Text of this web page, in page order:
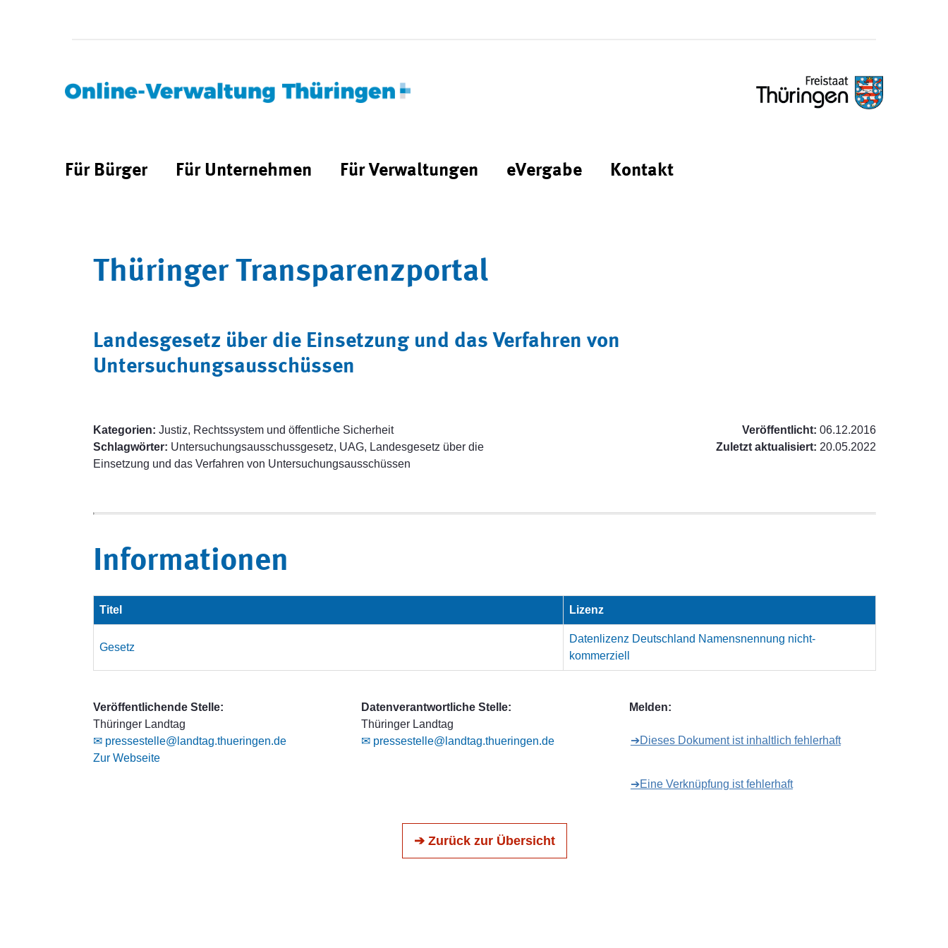
Für Bürger Für Unternehmen Für Verwaltungen eVergabe Kontakt
Thüringer Transparenzportal
Landesgesetz über die Einsetzung und das Verfahren von
Untersuchungsausschüssen
Kategorien: Justiz, Rechtssystem und öffentliche Sicherheit
Schlagwörter: Untersuchungsausschussgesetz, UAG, Landesgesetz über die
Einsetzung und das Verfahren von Untersuchungsausschüssen
Veröffentlicht: 06.12.2016
Zuletzt aktualisiert: 20.05.2022
Informationen
Titel Lizenz
Gesetz
Datenlizenz Deutschland Namensnennung nicht-
kommerziell
Veröffentlichende Stelle:
Thüringer Landtag
✉ pressestelle@landtag.thueringen.de
Zur Webseite
Datenverantwortliche Stelle:
Thüringer Landtag
✉ pressestelle@landtag.thueringen.de
Melden:
➔Dieses Dokument ist inhaltlich fehlerhaft
➔Eine Verknüpfung ist fehlerhaft
➔ Zurück zur Übersicht